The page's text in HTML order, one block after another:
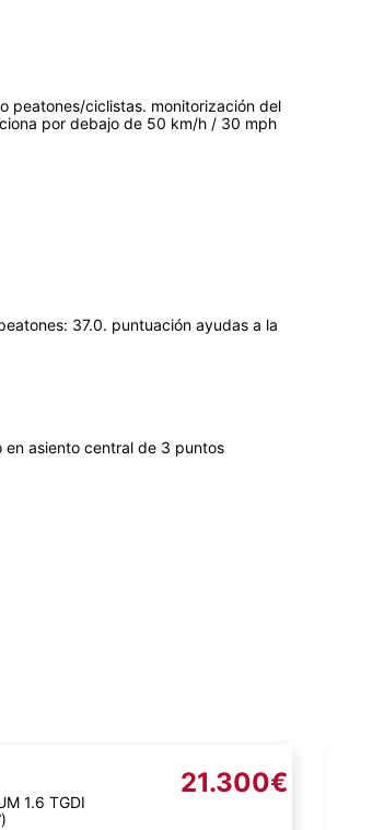
peatones/ciclistas. monitorización del
por debajo de 50 km/h / 30 mph
37.0. puntuación ayudas a la
asiento central de 3 puntos
1.6 TGDI
21.300€